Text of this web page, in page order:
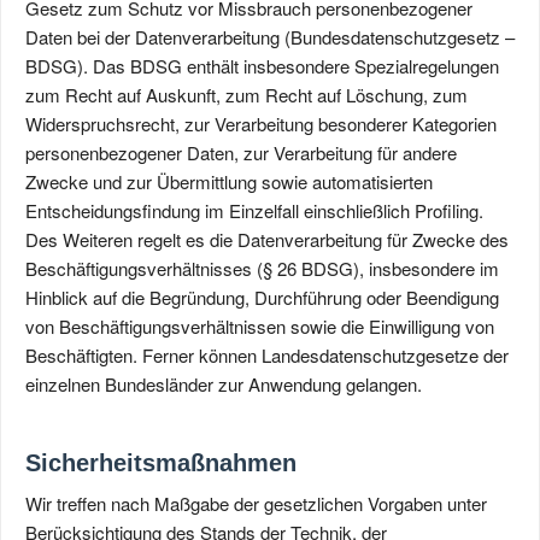
Gesetz zum Schutz vor Missbrauch personenbezogener
Daten bei der Datenverarbeitung (Bundesdatenschutzgesetz –
BDSG). Das BDSG enthält insbesondere Spezialregelungen
zum Recht auf Auskunft, zum Recht auf Löschung, zum
Widerspruchsrecht, zur Verarbeitung besonderer Kategorien
personenbezogener Daten, zur Verarbeitung für andere
Zwecke und zur Übermittlung sowie automatisierten
Entscheidungsfindung im Einzelfall einschließlich Profiling.
Des Weiteren regelt es die Datenverarbeitung für Zwecke des
Beschäftigungsverhältnisses (§ 26 BDSG), insbesondere im
Hinblick auf die Begründung, Durchführung oder Beendigung
von Beschäftigungsverhältnissen sowie die Einwilligung von
Beschäftigten. Ferner können Landesdatenschutzgesetze der
einzelnen Bundesländer zur Anwendung gelangen.
Sicherheitsmaßnahmen
Wir treffen nach Maßgabe der gesetzlichen Vorgaben unter
Berücksichtigung des Stands der Technik, der